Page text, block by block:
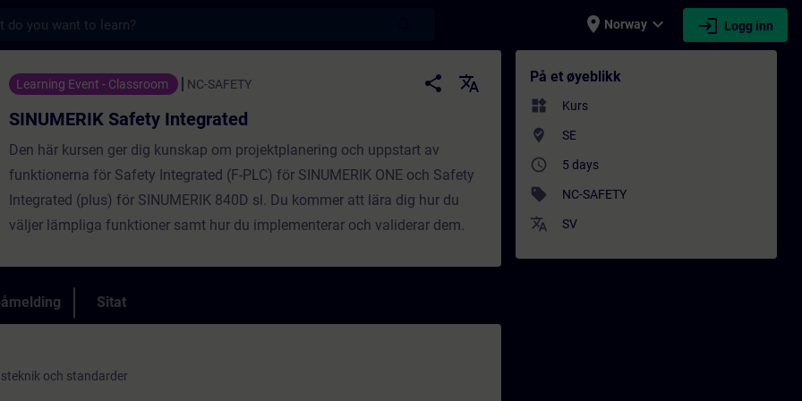
place Norway expand_more login Logg inn
Integrated - Opplæring - Opplæring - Faglig utvikling | SITRAIN
Learning Event - Classroom NC-SAFETY share
translate
SINUMERIK Safety Integrated
Den här kursen ger dig kunskap om projektplanering och uppstart av
funktionerna för Safety Integrated (F-PLC) för SINUMERIK ONE och Safety
Integrated (plus) för SINUMERIK 840D sl. Du kommer att lära dig hur du
väljer lämpliga funktioner samt hur du implementerar och validerar dem.
Sitat
och standarder
På et øyeblikk
widgets Kurs
where_to_vote SE
access_time 5 days
sell NC-SAFETY
translate SV